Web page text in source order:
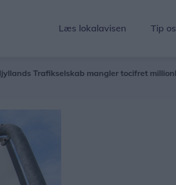
Læs lokalavisen Tip os
Trafikselskab mangler tocifret millionbeløb